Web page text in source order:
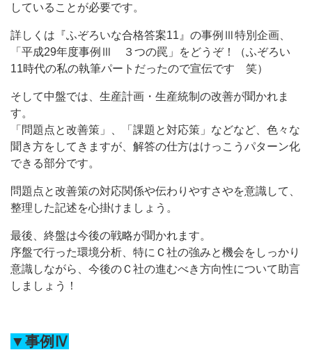
していることが必要です。
詳しくは『ふぞろいな合格答案11』の事例Ⅲ特別企画、
「平成29年度事例Ⅲ ３つの罠」をどうぞ！（ふぞろい
11時代の私の執筆パートだったので宣伝です 笑）
そして中盤では、生産計画・生産統制の改善が聞かれま
す。
「問題点と改善策」、「課題と対応策」などなど、色々な
聞き方をしてきますが、解答の仕方はけっこうパターン化
できる部分です。
問題点と改善策の対応関係や伝わりやすさやを意識して、
整理した記述を心掛けましょう。
最後、終盤は今後の戦略が聞かれます。
序盤で行った環境分析、特にＣ社の強みと機会をしっかり
意識しながら、今後のＣ社の進むべき方向性について助言
しましょう！
▼事例Ⅳ